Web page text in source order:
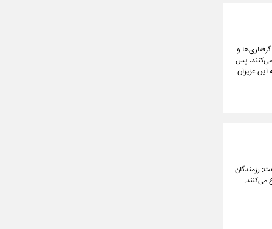
و
می‌کنند، پس
عزیزان
رزمندگان
می‌کنند.